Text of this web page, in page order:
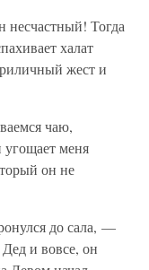
Тогда
халат
жест и
чаю,
угощает меня
он не
до сала, —
и вовсе, он